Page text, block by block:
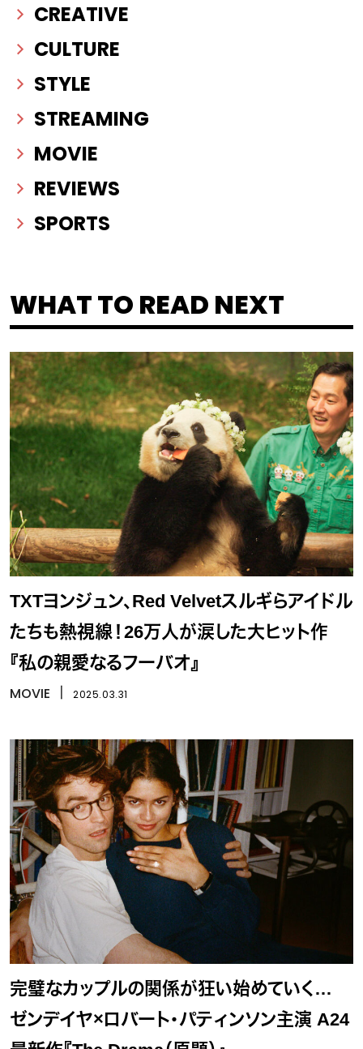
CREATIVE
CULTURE
STYLE
STREAMING
MOVIE
REVIEWS
SPORTS
WHAT TO READ NEXT
TXTヨンジュン、Red Velvetスルギらアイドル
たちも熱視線！26万人が涙した大ヒット作
『私の親愛なるフーバオ』
MOVIE 2025.03.31
完璧なカップルの関係が狂い始めていく…
ゼンデイヤ×ロバート・パティンソン主演 A24